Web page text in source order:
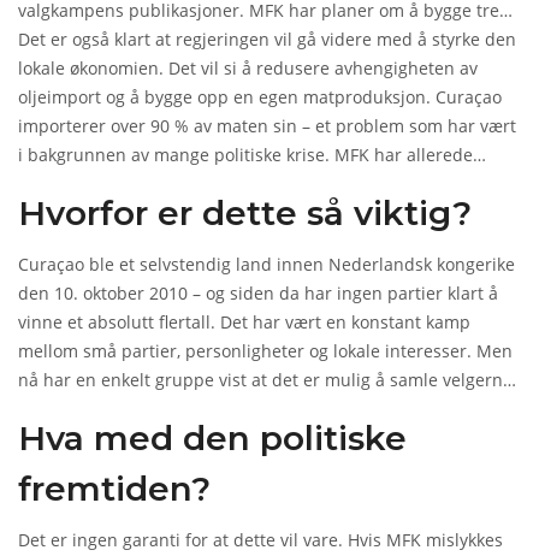
valgkampens publikasjoner. MFK har planer om å bygge tre
nye skoler i de mest utsatte bydelene, og å utvikle solenergi i
hele øya – med mål om 40 % av energien fra fornybare kilder
innen 2030. Det er ambitiøst. Men nå har de makten til å
gjøre det.
Det er også klart at regjeringen vil gå videre med å styrke den
lokale økonomien. Det vil si å redusere avhengigheten av
oljeimport og å bygge opp en egen matproduksjon. Curaçao
importerer over 90 % av maten sin – et problem som har vært
i bakgrunnen av mange politiske krise. MFK har allerede
men kraftig endring.
Hvorfor er dette så viktig?
Curaçao ble et selvstendig land innen Nederlandsk kongerike
den 10. oktober 2010 – og siden da har ingen partier klart å
vinne et absolutt flertall. Det har vært en konstant kamp
mellom små partier, personligheter og lokale interesser. Men
nå har en enkelt gruppe vist at det er mulig å samle velgerne
barriere som er bruddet. Det er ikke bare en seier for MFK.
Hva med den politiske
fremtiden?
Det er ingen garanti for at dette vil vare. Hvis MFK mislykkes